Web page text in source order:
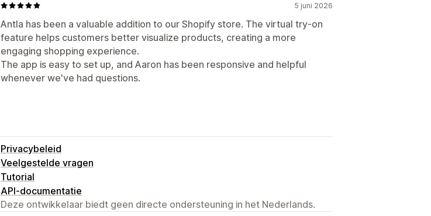
5 juni 2026
Antla has been a valuable addition to our Shopify store. The virtual try-on
feature helps customers better visualize products, creating a more
engaging shopping experience.
The app is easy to set up, and Aaron has been responsive and helpful
whenever we've had questions.
Privacybeleid
Veelgestelde vragen
Tutorial
API-documentatie
Deze ontwikkelaar biedt geen directe ondersteuning in het Nederlands.